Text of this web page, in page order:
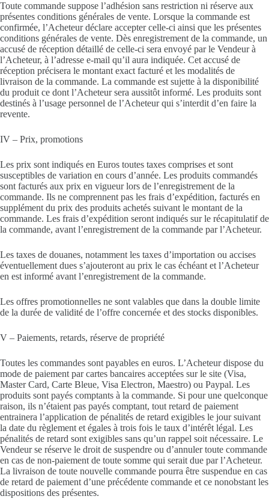
Toute commande suppose l’adhésion sans restriction ni réserve aux
présentes conditions générales de vente. Lorsque la commande est
confirmée, l’Acheteur déclare accepter celle-ci ainsi que les présentes
conditions générales de vente. Dès enregistrement de la commande, un
accusé de réception détaillé de celle-ci sera envoyé par le Vendeur à
l’Acheteur, à l’adresse e-mail qu’il aura indiquée. Cet accusé de
réception précisera le montant exact facturé et les modalités de
livraison de la commande. La commande est sujette à la disponibilité
du produit ce dont l’Acheteur sera aussitôt informé. Les produits sont
destinés à l’usage personnel de l’Acheteur qui s’interdit d’en faire la
revente.
IV – Prix, promotions
Les prix sont indiqués en Euros toutes taxes comprises et sont
susceptibles de variation en cours d’année. Les produits commandés
sont facturés aux prix en vigueur lors de l’enregistrement de la
commande. Ils ne comprennent pas les frais d’expédition, facturés en
supplément du prix des produits achetés suivant le montant de la
commande. Les frais d’expédition seront indiqués sur le récapitulatif de
la commande, avant l’enregistrement de la commande par l’Acheteur.
Les taxes de douanes, notamment les taxes d’importation ou accises
éventuellement dues s’ajouteront au prix le cas échéant et l’Acheteur
en est informé avant l’enregistrement de la commande.
Les offres promotionnelles ne sont valables que dans la double limite
de la durée de validité de l’offre concernée et des stocks disponibles.
V – Paiements, retards, réserve de propriété
Toutes les commandes sont payables en euros. L’Acheteur dispose du
mode de paiement par cartes bancaires acceptées sur le site (Visa,
Master Card, Carte Bleue, Visa Electron, Maestro) ou Paypal. Les
produits sont payés comptants à la commande. Si pour une quelconque
raison, ils n’étaient pas payés comptant, tout retard de paiement
entrainera l’application de pénalités de retard exigibles le jour suivant
la date du règlement et égales à trois fois le taux d’intérêt légal. Les
pénalités de retard sont exigibles sans qu’un rappel soit nécessaire. Le
Vendeur se réserve le droit de suspendre ou d’annuler toute commande
en cas de non-paiement de toute somme qui serait due par l’Acheteur.
La livraison de toute nouvelle commande pourra être suspendue en cas
de retard de paiement d’une précédente commande et ce nonobstant les
dispositions des présentes.